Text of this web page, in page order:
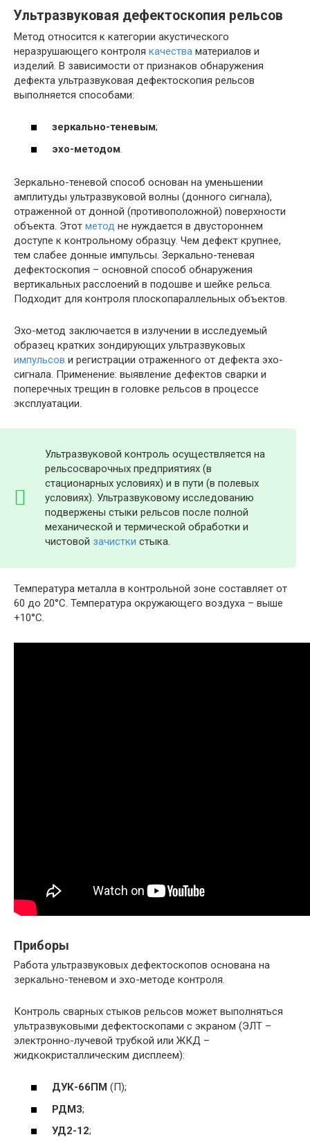
Ультразвуковая дефектоскопия рельсов
Метод относится к категории акустического
неразрушающего контроля качества материалов и
изделий. В зависимости от признаков обнаружения
дефекта ультразвуковая дефектоскопия рельсов
выполняется способами:
зеркально-теневым;
эхо-методом
Зеркально-теневой способ основан на уменьшении
амплитуды ультразвуковой волны (донного сигнала),
отраженной от донной (противоположной) поверхности
объекта. Этот метод не нуждается в двустороннем
доступе к контрольному образцу. Чем дефект крупнее,
тем слабее донные импульсы. Зеркально-теневая
дефектоскопия – основной способ обнаружения
вертикальных расслоений в подошве и шейке рельса.
Подходит для контроля плоскопараллельных объектов.
Эхо-метод заключается в излучении в исследуемый
образец кратких зондирующих ультразвуковых
импульсов и регистрации отраженного от дефекта эхо-
сигнала. Применение: выявление дефектов сварки и
поперечных трещин в головке рельсов в процессе
эксплуатации.
Ультразвуковой контроль осуществляется на
рельсосварочных предприятиях (в
стационарных условиях) и в пути (в полевых
условиях). Ультразвуковому исследованию
подвержены стыки рельсов после полной
механической и термической обработки и
чистовой зачистки стыка.
Температура металла в контрольной зоне составляет от
60 до 20°С. Температура окружающего воздуха – выше
+10°С.
Приборы
Работа ультразвуковых дефектоскопов основана на
зеркально-теневом и эхо-методе контроля.
Контроль сварных стыков рельсов может выполняться
ультразвуковыми дефектоскопами с экраном (ЭЛТ –
электронно-лучевой трубкой или ЖКД –
жидкокристаллическим дисплеем):
ДУК-66ПМ (П);
РДМ3;
УД2-12;